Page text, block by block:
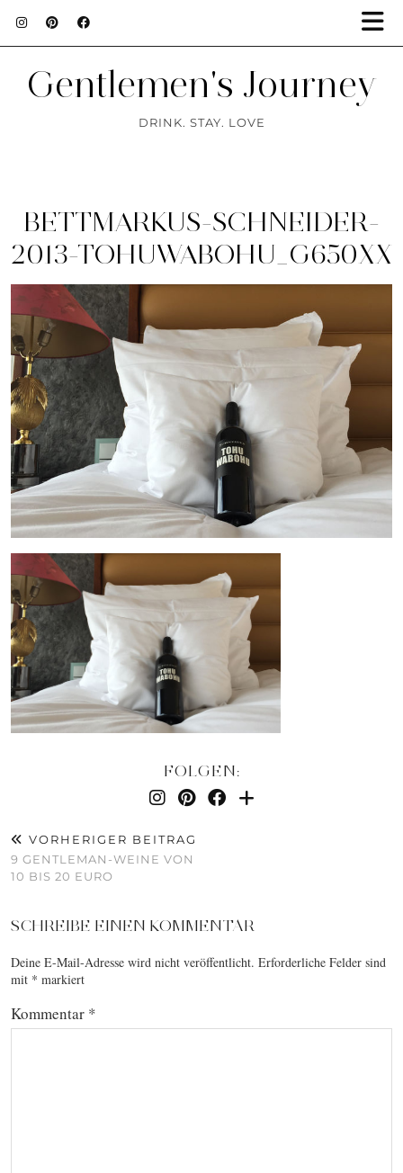
Gentlemen's Journey
DRINK. STAY. LOVE
BETTMARKUS-SCHNEIDER-
2013-TOHUWABOHU_G650XX
FOLGEN:
VORHERIGER BEITRAG
9 GENTLEMAN-WEINE VON
10 BIS 20 EURO
SCHREIBE EINEN KOMMENTAR
Deine E-Mail-Adresse wird nicht veröffentlicht. Erforderliche Felder sind
mit * markiert
Kommentar *